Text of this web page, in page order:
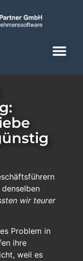
wir teurer
Problem in
ihre
weil es